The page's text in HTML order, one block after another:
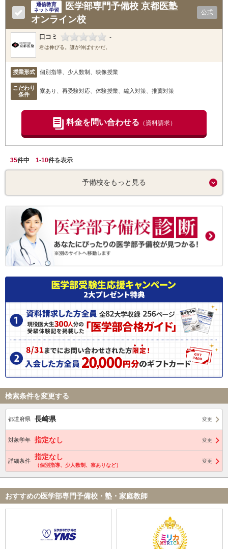
通信教育
ネット学習
医学部専門予備校 京都医塾
オンライン校
公式
口コミ -
君は伸びる。誰が伸ばすかだ。
授業形式 個別指導、少人数制、映像授業
こだわり
条件
寮あり、再受験対応、体験授業、編入対策、推薦対策
料金を問い合わせる （資料請求）
35件中 1-10件を表示
予備校をもっと見る
検索条件を変更する
都道府県 長崎県 変更
対象学年 指定なし 変更
詳細条件 指定なし
（個別指導、少人数制、寮ありなど）
変更
おすすめの医学部専門予備校・塾・家庭教師